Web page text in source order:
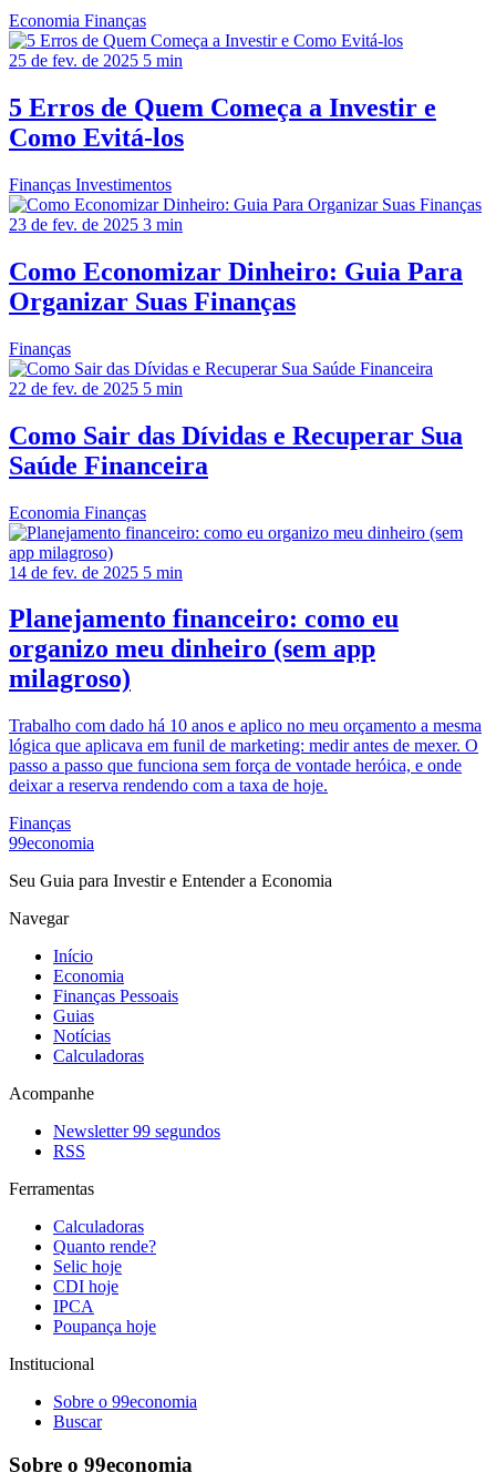
Economia Finanças
25 de fev. de 2025 5 min
5 Erros de Quem Começa a Investir e
Como Evitá-los
Finanças Investimentos
23 de fev. de 2025 3 min
Como Economizar Dinheiro: Guia Para
Organizar Suas Finanças
Finanças
22 de fev. de 2025 5 min
Como Sair das Dívidas e Recuperar Sua
Saúde Financeira
Economia Finanças
14 de fev. de 2025 5 min
Planejamento financeiro: como eu
organizo meu dinheiro (sem app
milagroso)
Trabalho com dado há 10 anos e aplico no meu orçamento a mesma
lógica que aplicava em funil de marketing: medir antes de mexer. O
passo a passo que funciona sem força de vontade heróica, e onde
deixar a reserva rendendo com a taxa de hoje.
Finanças
99economia
Seu Guia para Investir e Entender a Economia
Navegar
Início
Economia
Finanças Pessoais
Guias
Notícias
Calculadoras
Acompanhe
Newsletter 99 segundos
RSS
Ferramentas
Calculadoras
Quanto rende?
Selic hoje
CDI hoje
IPCA
Poupança hoje
Institucional
Sobre o 99economia
Buscar
Sobre o 99economia